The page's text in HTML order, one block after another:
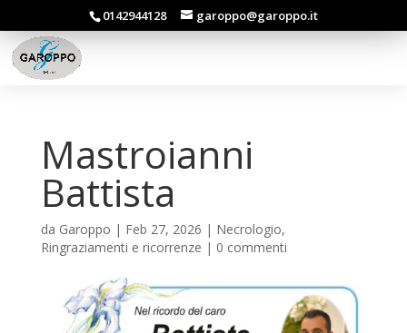
0142944128 garoppo@garoppo.it
Mastroianni
Battista
da Garoppo | Feb 27, 2026 | Necrologio,
Ringraziamenti e ricorrenze | 0 commenti